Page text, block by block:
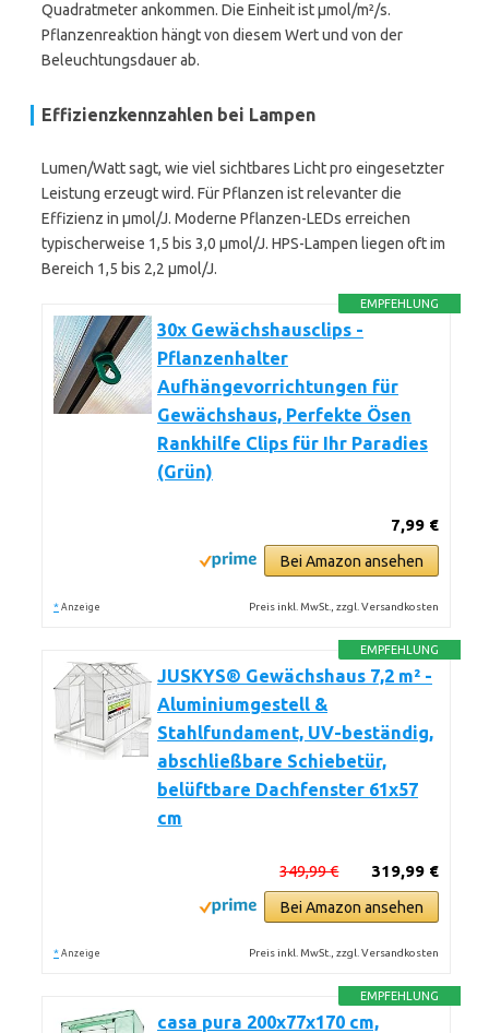
Quadratmeter ankommen. Die Einheit ist µmol/m²/s.
Pflanzenreaktion hängt von diesem Wert und von der
Beleuchtungsdauer ab.
Effizienzkennzahlen bei Lampen
Lumen/Watt sagt, wie viel sichtbares Licht pro eingesetzter
Leistung erzeugt wird. Für Pflanzen ist relevanter die
Effizienz in µmol/J. Moderne Pflanzen-LEDs erreichen
typischerweise 1,5 bis 3,0 µmol/J. HPS-Lampen liegen oft im
Bereich 1,5 bis 2,2 µmol/J.
EMPFEHLUNG
30x Gewächshausclips -
Pflanzenhalter
Aufhängevorrichtungen für
Gewächshaus, Perfekte Ösen
Rankhilfe Clips für Ihr Paradies
(Grün)
7,99 €
Bei Amazon ansehen
* Anzeige Preis inkl. MwSt., zzgl. Versandkosten
EMPFEHLUNG
JUSKYS® Gewächshaus 7,2 m² -
Aluminiumgestell &
Stahlfundament, UV-beständig,
abschließbare Schiebetür,
belüftbare Dachfenster 61x57
cm
319,99 €
349,99 €
Bei Amazon ansehen
* Anzeige Preis inkl. MwSt., zzgl. Versandkosten
EMPFEHLUNG
casa pura 200x77x170 cm,